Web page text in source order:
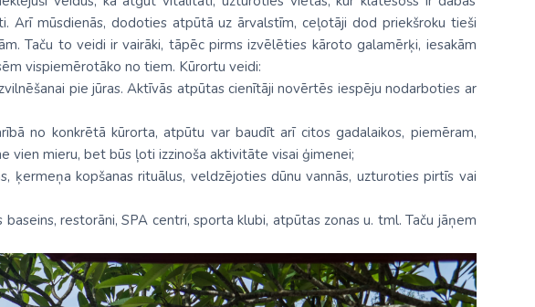
Malaizija
Nepāla
Omāna
Singapūra
Tadžikistāna
Taizeme
Uzbekistāna
Arī mūsdienās, dodoties atpūtā uz ārvalstīm, ceļotāji dod priekšroku tieši
Taču to veidi ir vairāki, tāpēc pirms izvēlēties kāroto galamērķi, iesakām
vispiemērotāko no tiem. Kūrortu veidi:
pie jūras. Aktīvās atpūtas cienītāji novērtēs iespēju nodarboties ar
no konkrētā kūrorta, atpūtu var baudīt arī citos gadalaikos, piemēram,
vien mieru, bet būs ļoti izzinoša aktivitāte visai ģimenei;
kopšanas rituālus, veldzējoties dūnu vannās, uzturoties pirtīs vai
restorāni, SPA centri, sporta klubi, atpūtas zonas u. tml. Taču jāņem